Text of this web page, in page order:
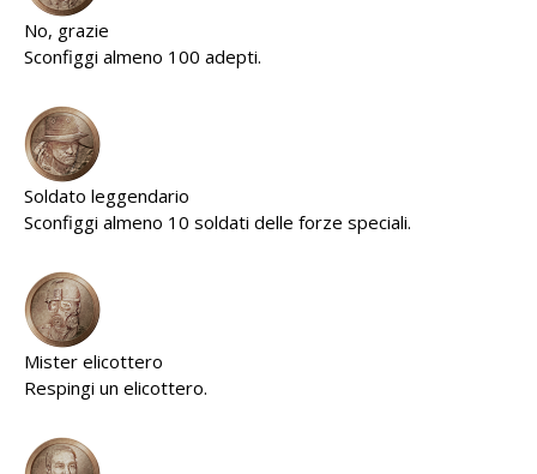
No, grazie
Sconfiggi almeno 100 adepti.
Soldato leggendario
Sconfiggi almeno 10 soldati delle forze speciali.
Mister elicottero
Respingi un elicottero.